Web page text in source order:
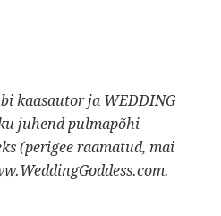
kaasautor ja WEDDING
juhend pulmapõhi
(perigee raamatud, mai